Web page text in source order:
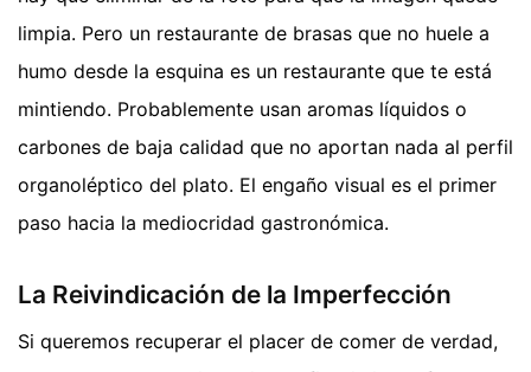
limpia. Pero un restaurante de brasas que no huele a
humo desde la esquina es un restaurante que te está
mintiendo. Probablemente usan aromas líquidos o
carbones de baja calidad que no aportan nada al perfil
organoléptico del plato. El engaño visual es el primer
paso hacia la mediocridad gastronómica.
La Reivindicación de la Imperfección
Si queremos recuperar el placer de comer de verdad,